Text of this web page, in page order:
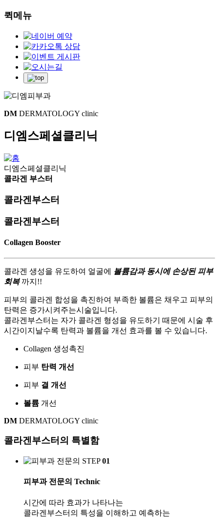
퀵메뉴
DM DERMATOLOGY clinic
디엠스페셜클리닉
디엠스페셜클리닉
콜라겐 부스터
콜라겐부스터
콜라겐부스터
Collagen Booster
콜라겐 생성을 유도하여 얼굴에
볼륨감과 동시에 손상된 피부
회복까지!!
피부의 콜라겐 합성을 촉진하여 부족한 볼륨은 채우고 피부의
탄력은 증가시켜주는시술입니다.
콜라겐부스터는 자가 콜라겐 형성을 유도하기 때문에 시술 후
시간이지날수록 탄력과 볼륨을 개선 효과를 볼 수 있습니다.
Collagen 생성촉진
피부 탄력 개선
피부 결 개선
볼륨 개선
DM DERMATOLOGY clinic
콜라겐부스터의 특별함
STEP01
피부과 전문의 Technic
시간에 따라 효과가 나타나는
콜라겐부스터의 특성을 이해하고 예측하는